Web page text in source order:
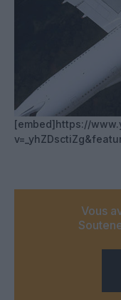
[embed]https://
Vous